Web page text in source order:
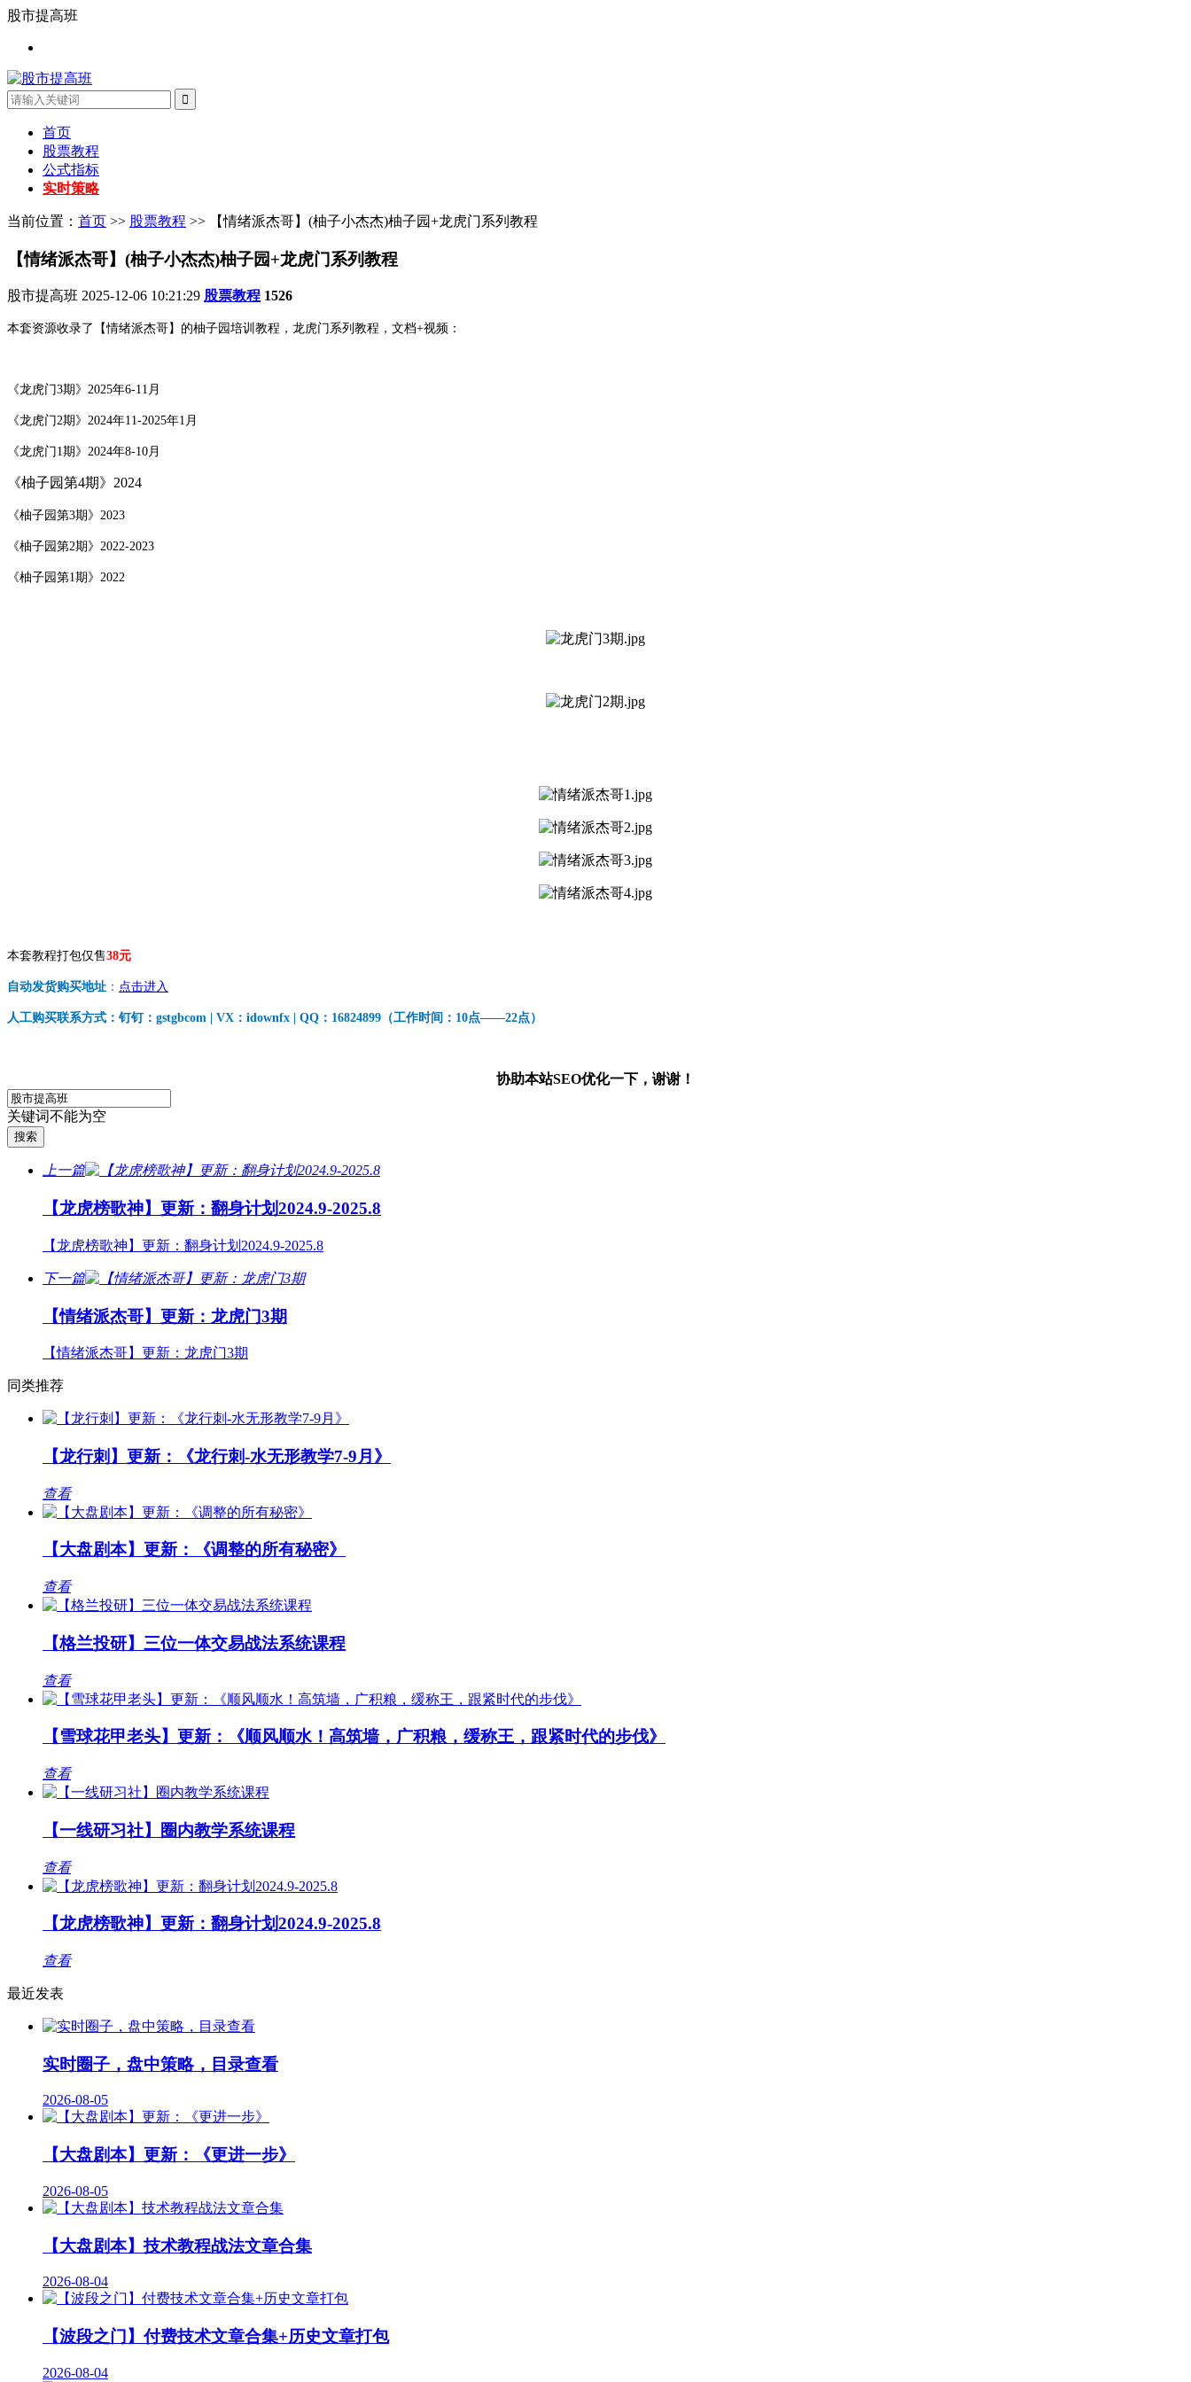
股市提高班
首页
股票教程
公式指标
实时策略
当前位置： 首页 >> 股票教程 >> 【情绪派杰哥】(柚子小杰杰)柚子园+龙虎门系列教程
【情绪派杰哥】(柚子小杰杰)柚子园+龙虎门系列教程
股市提高班 2025-12-06 10:21:29 股票教程 1526
本套资源收录了【情绪派杰哥】的柚子园培训教程，龙虎门系列教程，文档+视频：
《龙虎门3期》2025年6-11月
《龙虎门2期》2024年11-2025年1月
《龙虎门1期》2024年8-10月
《柚子园第4期》2024
《柚子园第3期》2023
《柚子园第2期》2022-2023
《柚子园第1期》2022
本套教程打包仅售38元
自动发货购买地址 ： 点击进入
人工购买联系方式：钉钉：gstgbcom | VX：idownfx | QQ：16824899（工作时间：10点——22点）
协助本站SEO优化一下，谢谢！
关键词不能为空
上一篇
【龙虎榜歌神】更新：翻身计划2024.9-2025.8
【龙虎榜歌神】更新：翻身计划2024.9-2025.8
下一篇
【情绪派杰哥】更新：龙虎门3期
【情绪派杰哥】更新：龙虎门3期
同类推荐
【龙行刺】更新：《龙行刺-水无形教学7-9月》
查看
【大盘剧本】更新：《调整的所有秘密》
查看
【格兰投研】三位一体交易战法系统课程
查看
【雪球花甲老头】更新：《顺风顺水！高筑墙，广积粮，缓称王，跟紧时代的步伐》
查看
【一线研习社】圈内教学系统课程
查看
【龙虎榜歌神】更新：翻身计划2024.9-2025.8
查看
最近发表
实时圈子，盘中策略，目录查看
2026-08-05
【大盘剧本】更新：《更进一步》
2026-08-05
【大盘剧本】技术教程战法文章合集
2026-08-04
【波段之门】付费技术文章合集+历史文章打包
2026-08-04